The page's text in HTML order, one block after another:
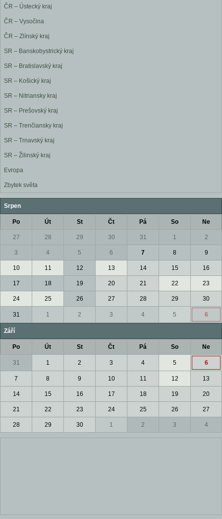
ČR – Ústecký kraj
ČR – Vysočina
ČR – Zlínský kraj
SR – Banskobystrický kraj
SR – Bratislavský kraj
SR – Košický kraj
SR – Nitriansky kraj
SR – Prešovský kraj
SR – Trenčiansky kraj
SR – Trnavský kraj
SR – Žilinský kraj
Evropa
Zbytek světa
Srpen
Po Út St Čt Pá So Ne
27 28 29 30 31 1 2
3 4 5 6 7 8 9
10 11 12 13 14 15 16
17 18 19 20 21 22 23
24 25 26 27 28 29 30
31 1 2 3 4 5 6
Září
Po Út St Čt Pá So Ne
31 1 2 3 4 5 6
7 8 9 10 11 12 13
14 15 16 17 18 19 20
21 22 23 24 25 26 27
28 29 30 1 2 3 4